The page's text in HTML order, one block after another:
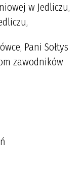
w Jedliczu,
Pani Sołtys
zawodników